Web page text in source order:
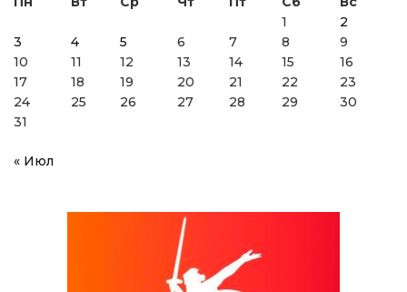
1
2
3
4 5 6 7 8
9
10
11 12 13 14 15
16
17
18 19 20 21 22
23
24
25 26 27 28 29
30
31
« Июл